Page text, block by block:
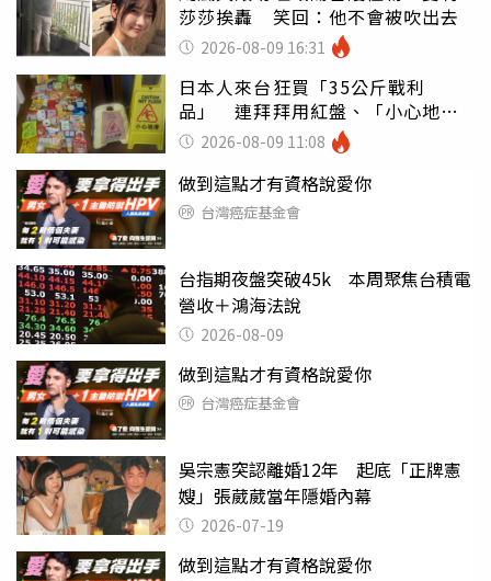
莎莎挨轟 笑回：他不會被吹出去
2026-08-09 16:31
日本人來台狂買「35公斤戰利
品」 連拜拜用紅盤、「小心地
滑」告示牌也帶回家
2026-08-09 11:08
做到這點才有資格說愛你
台灣癌症基金會
台指期夜盤突破45k 本周聚焦台積電
營收＋鴻海法說
2026-08-09
做到這點才有資格說愛你
台灣癌症基金會
吳宗憲突認離婚12年 起底「正牌憲
嫂」張葳葳當年隱婚內幕
2026-07-19
做到這點才有資格說愛你